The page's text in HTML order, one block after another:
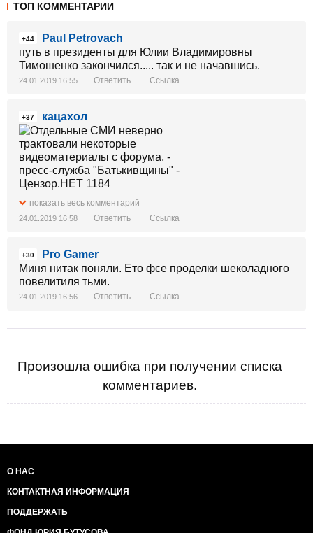
ТОП КОММЕНТАРИИ
+44
Paul Petrovach
путь в президенты для Юлии Владимировны
Тимошенко закончился..... так и не начавшись.
24.01.2019 16:55 Ответить Ссылка
+37 кацахол
показать весь комментарий
24.01.2019 16:58 Ответить Ссылка
+30
Pro Gamer
Миня нитак поняли. Ето фсе проделки шеколадного
повелитиля тьми.
24.01.2019 16:56 Ответить Ссылка
Произошла ошибка при получении списка
комментариев.
О НАС
КОНТАКТНАЯ ИНФОРМАЦИЯ
ПОДДЕРЖАТЬ